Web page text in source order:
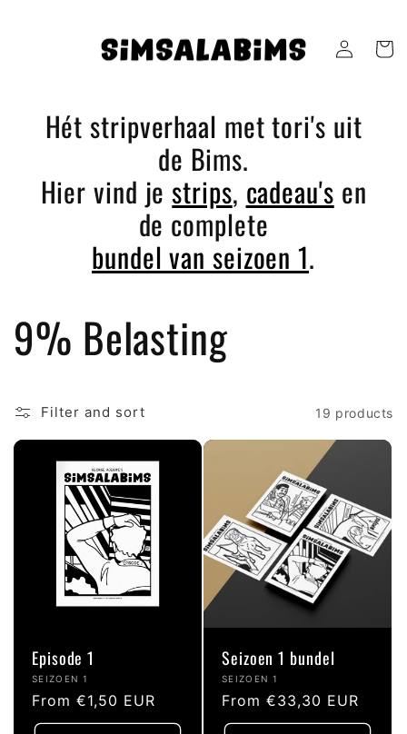
Log
in
Cart
Hét stripverhaal met tori's uit
de Bims.
Hier vind jestrips, cadeau's en
de complete
bundel van seizoen 1.
C
l
9% Belasting
Filter and sort 19 products
Episode 1
Vendor:
SEIZOEN 1
Regular
price
From €1,50 EUR
Seizoen 1 bundel
Vendor:
SEIZOEN 1
Regular
price
From €33,30 EUR